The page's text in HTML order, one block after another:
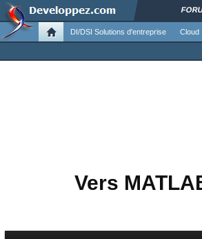
DI/DSI Solutions d'entreprise Cloud
Vers